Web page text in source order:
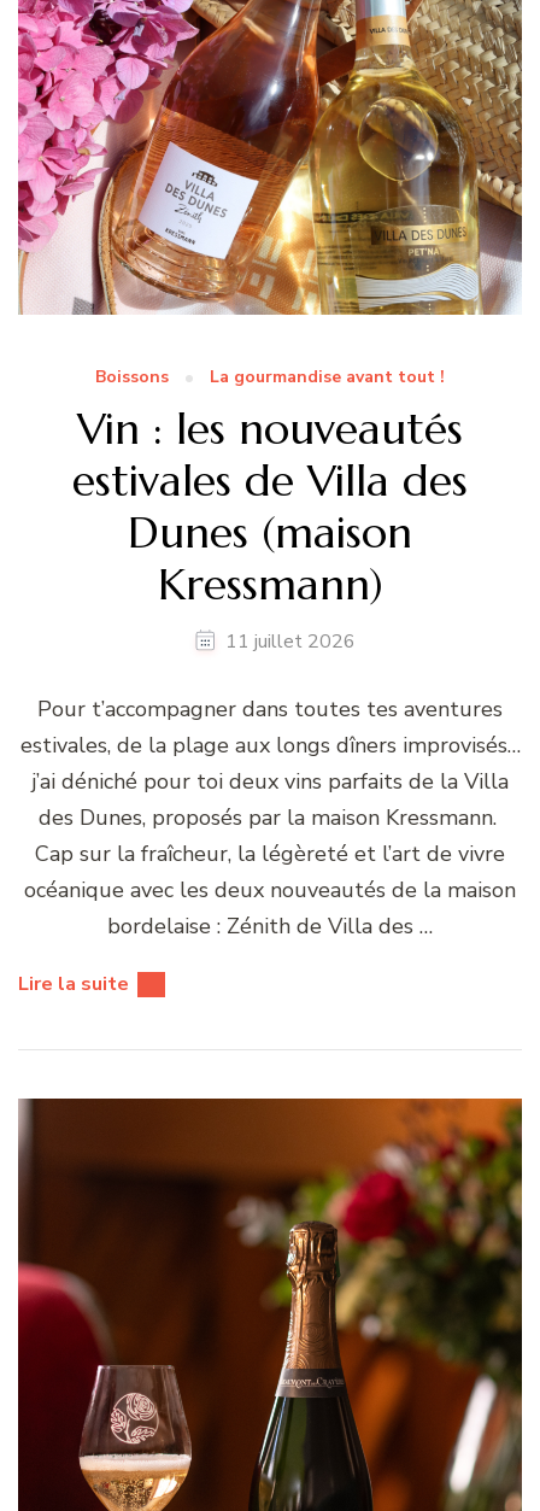
Boissons La gourmandise avant tout !
Vin : les nouveautés
estivales de Villa des
Dunes (maison
Kressmann)
11 juillet 2026
Pour t’accompagner dans toutes tes aventures
estivales, de la plage aux longs dîners improvisés…
j’ai déniché pour toi deux vins parfaits de la Villa
des Dunes, proposés par la maison Kressmann.
Cap sur la fraîcheur, la légèreté et l’art de vivre
océanique avec les deux nouveautés de la maison
bordelaise : Zénith de Villa des …
Lire la suite